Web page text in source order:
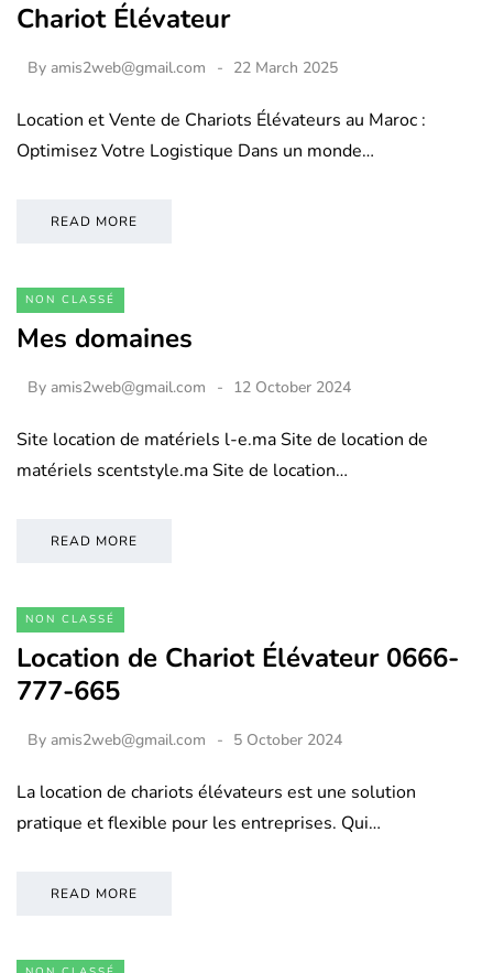
Chariot Élévateur
By amis2web@gmail.com 22 March 2025
Location et Vente de Chariots Élévateurs au Maroc :
Optimisez Votre Logistique Dans un monde…
READ MORE
NON CLASSÉ
Mes domaines
By amis2web@gmail.com 12 October 2024
Site location de matériels l-e.ma Site de location de
matériels scentstyle.ma Site de location…
READ MORE
NON CLASSÉ
Location de Chariot Élévateur 0666-
777-665
By amis2web@gmail.com 5 October 2024
La location de chariots élévateurs est une solution
pratique et flexible pour les entreprises. Qui…
READ MORE